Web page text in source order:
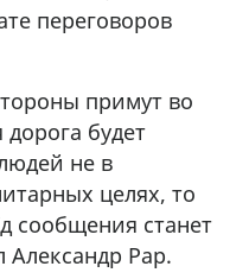
переговоров
примут во
будет
не в
целях, то
сообщения станет
Рар.